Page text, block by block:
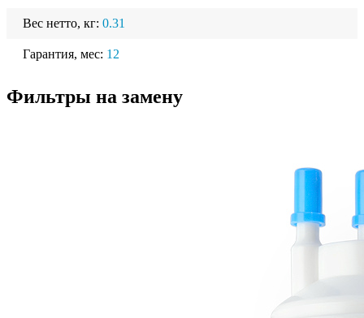
Вес нетто, кг: 0.31
Гарантия, мес: 12
Фильтры на замену